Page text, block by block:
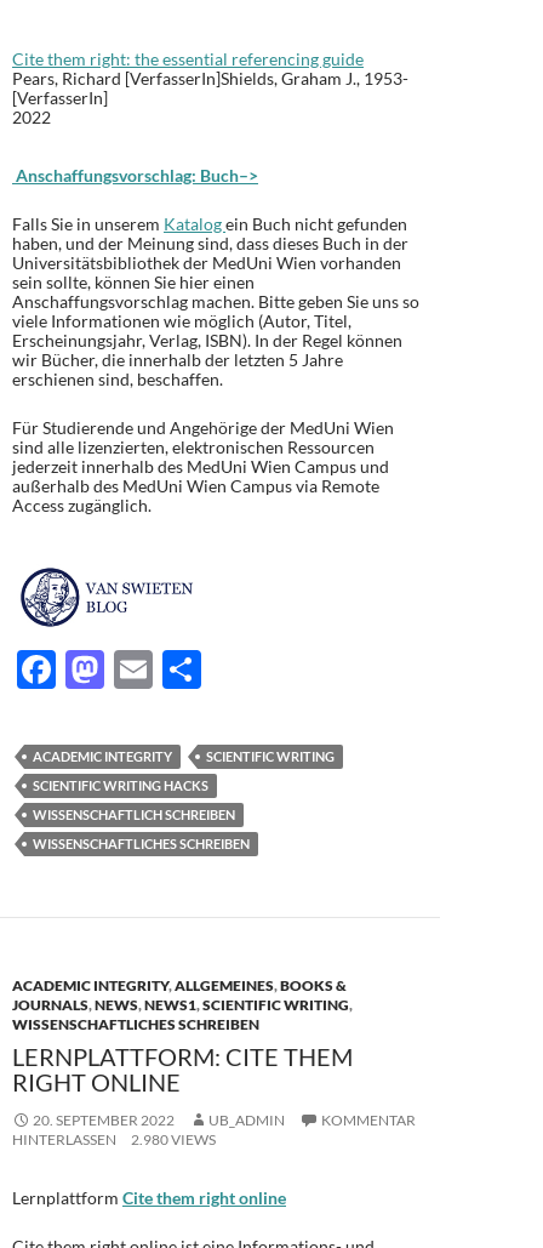
Cite them right: the essential referencing guide
Pears, Richard [VerfasserIn]Shields, Graham J., 1953-
[VerfasserIn]
2022
Anschaffungsvorschlag: Buch–>
Falls Sie in unserem Katalogein Buch nicht gefunden
haben, und der Meinung sind, dass dieses Buch in der
Universitätsbibliothek der MedUni Wien vorhanden
sein sollte, können Sie hier einen
Anschaffungsvorschlag machen. Bitte geben Sie uns so
viele Informationen wie möglich (Autor, Titel,
Erscheinungsjahr, Verlag, ISBN). In der Regel können
wir Bücher, die innerhalb der letzten 5 Jahre
erschienen sind, beschaffen.
Für Studierende und Angehörige der MedUni Wien
sind alle lizenzierten, elektronischen Ressourcen
jederzeit innerhalb des MedUni Wien Campus und
außerhalb des MedUni Wien Campus via Remote
Access zugänglich.
F
e
b
o
o
M
to
d
o
n
E
ail le
n
ACADEMIC INTEGRITY
SCIENTIFIC WRITING
SCIENTIFIC WRITING HACKS
WISSENSCHAFTLICH SCHREIBEN
WISSENSCHAFTLICHES SCHREIBEN
ACADEMIC INTEGRITY,ALLGEMEINES,BOOKS &
JOURNALS,NEWS,NEWS1,SCIENTIFIC WRITING,
WISSENSCHAFTLICHES SCHREIBEN
LERNPLATTFORM: CITE THEM
RIGHT ONLINE
20. SEPTEMBER 2022 UB_ADMIN
KOMMENTAR
HINTERLASSEN
2.980 VIEWS
Lernplattform Cite them right online